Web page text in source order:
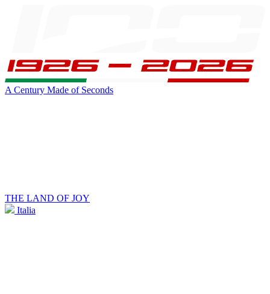
A Century Made of Seconds
THE LAND OF JOY
Italia